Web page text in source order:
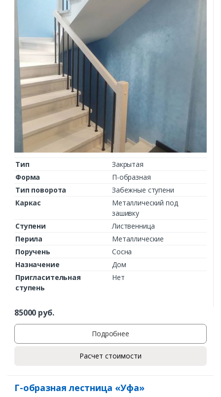
Тип
Закрытая
Форма
П-образная
Тип поворота
Забежные ступени
Каркас
Металлический под
зашивку
Ступени
Лиственница
Перила
Металлические
Поручень
Сосна
Назначение
Дом
Пригласительная
ступень
Нет
85000 руб.
Подробнее
Расчет стоимости
Г-образная лестница «Уфа»